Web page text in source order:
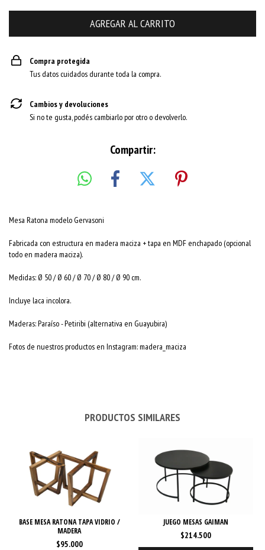
Compra protegida
Tus datos cuidados durante toda la compra.
Cambios y devoluciones
Si no te gusta, podés cambiarlo por otro o devolverlo.
Compartir:
Mesa Ratona modelo Gervasoni
Fabricada con estructura en madera maciza + tapa en MDF enchapado (opcional
todo en madera maciza).
Medidas: Ø 50 / Ø 60 / Ø 70 / Ø 80 / Ø 90 cm.
Incluye laca incolora.
Maderas: Paraíso - Petiribi (alternativa en Guayubira)
Fotos de nuestros productos en Instagram: madera_maciza
PRODUCTOS SIMILARES
BASE MESA RATONA TAPA VIDRIO /
MADERA
$95.000
JUEGO MESAS GAIMAN
$214.500